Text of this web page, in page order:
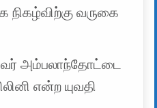
வருகை
அம்பலாந்தோட்டை
என்ற யுவதி